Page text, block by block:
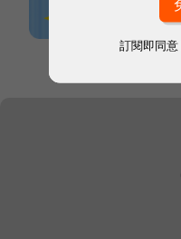
訂閱即同意